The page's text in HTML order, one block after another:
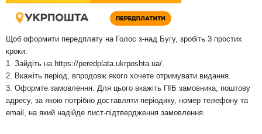
Щоб оформити передплату на Голос з-над Бугу, зробіть 3 простих
кроки:
1. Зайдіть на https://peredplata.ukrposhta.ua/.
2. Вкажіть період, впродовж якого хочете отримувати видання.
3. Оформте замовлення. Для цього вкажіть ПІБ замовника, поштову
адресу, за якою потрібно доставляти періодику, номер телефону та
email, на який надійде лист-підтвердження замовлення.